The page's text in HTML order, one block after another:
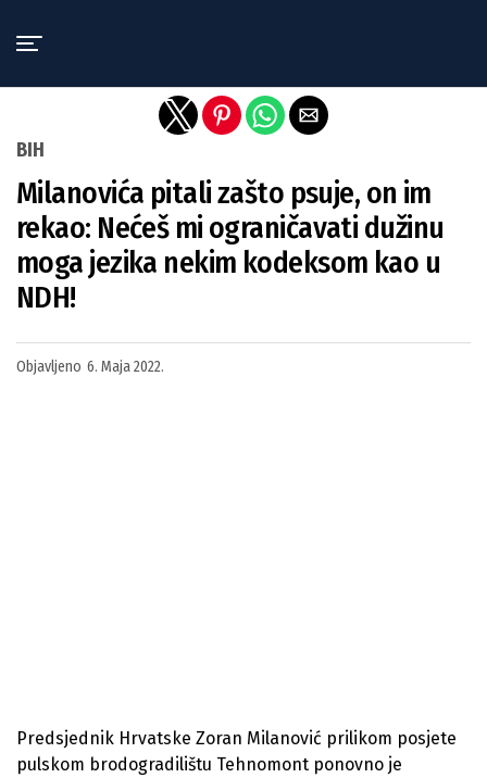
BIH
Milanovića pitali zašto psuje, on im
rekao: Nećeš mi ograničavati dužinu
moga jezika nekim kodeksom kao u
NDH!
Objavljeno 6. Maja 2022.
Predsjednik Hrvatske Zoran Milanović prilikom posjete
pulskom brodogradilištu Tehnomont ponovno je